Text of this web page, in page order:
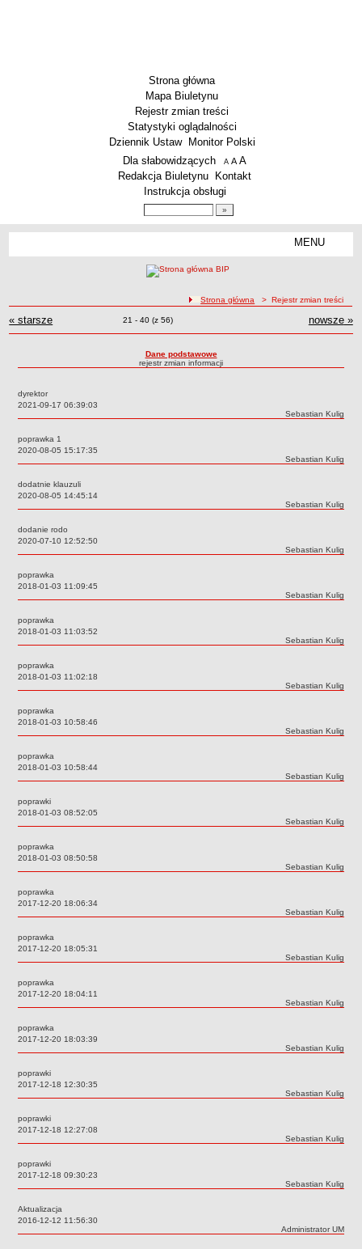
Strona główna
Mapa Biuletynu
Rejestr zmian treści
Statystyki oglądalności
Dziennik Ustaw
Monitor Polski
Menu dodatkowe
Dla słabowidzących A pomniejsz czcionkę
A standardowy rozmiar czcionki
A
Redakcja Biuletynu
Kontakt
Instrukcja obsługi
MENU
Zespoły Szkół
ARCHIWUM SZKÓŁ I PLACÓWEK
Zlikwidowane gimnazja
Przekształcone szkoły i placówki
Specjalny Ośrodek nr 1
BURSA MIEJSKA
Statut
Majątek
Ogłoszenie
Kontrole
Sprawozdania
Deklaracja dostępności
PORADNIE PSYCHOLOGICZNO-PEDAGOGICZNE
Dane podstawowe
Majątek
Godziny dyżurów
Ogłoszenia
Zarządzenia
Rejestry, ewidencje, archiwa
PONOWNE WYKORZYSTYWANIE
Sprawozdania
DEKLARACJA DOSTĘPNOŚCI
OŚWIADCZENIA MAJĄTKOWE
PONOWNE WYKORZYSTYWANIE
UDOSTĘPNIANIE INFORMACJI PUBLICZNEJ
ścieżka nawigacji
Strona główna > Rejestr zmian treści
Rejestr zmian treści
« starsze Zmiany o pozycjach
21 - 40 (z 56) nowsze»
Dane podstawowe
rejestr zmian informacji
dyrektor
Data:
2021-09-17 06:39:03
Autor:
Sebastian Kulig
poprawka 1
Data:
2020-08-05 15:17:35
Autor:
Sebastian Kulig
dodatnie klauzuli
Data:
2020-08-05 14:45:14
Autor:
Sebastian Kulig
dodanie rodo
Data:
2020-07-10 12:52:50
Autor:
Sebastian Kulig
poprawka
Data:
2018-01-03 11:09:45
Autor:
Sebastian Kulig
poprawka
Data:
2018-01-03 11:03:52
Autor:
Sebastian Kulig
poprawka
Data:
2018-01-03 11:02:18
Autor:
Sebastian Kulig
poprawka
Data:
2018-01-03 10:58:46
Autor:
Sebastian Kulig
poprawka
Data:
2018-01-03 10:58:44
Autor:
Sebastian Kulig
poprawki
Data:
2018-01-03 08:52:05
Autor:
Sebastian Kulig
poprawka
Data:
2018-01-03 08:50:58
Autor:
Sebastian Kulig
poprawka
Data:
2017-12-20 18:06:34
Autor:
Sebastian Kulig
poprawka
Data:
2017-12-20 18:05:31
Autor:
Sebastian Kulig
poprawka
Data:
2017-12-20 18:04:11
Autor:
Sebastian Kulig
poprawka
Data:
2017-12-20 18:03:39
Autor:
Sebastian Kulig
poprawki
Data:
2017-12-18 12:30:35
Autor:
Sebastian Kulig
poprawki
Data:
2017-12-18 12:27:08
Autor:
Sebastian Kulig
poprawki
Data:
2017-12-18 09:30:23
Autor:
Sebastian Kulig
Aktualizacja
Data:
2016-12-12 11:56:30
Autor:
Administrator UM